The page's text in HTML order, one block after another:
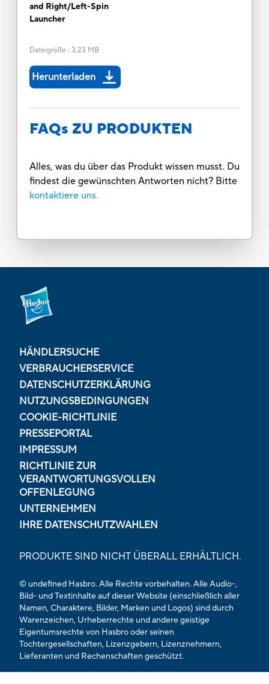
and Right/Left-Spin
Launcher
Dateigröße : 3.23 MB
Herunterladen
FAQs ZU PRODUKTEN
Alles, was du über das Produkt wissen musst. Du
findest die gewünschten Antworten nicht? Bitte
kontaktiere uns.
HÄNDLERSUCHE
VERBRAUCHERSERVICE
DATENSCHUTZERKLÄRUNG
NUTZUNGSBEDINGUNGEN
COOKIE-RICHTLINIE
PRESSEPORTAL
IMPRESSUM
RICHTLINIE ZUR
VERANTWORTUNGSVOLLEN
OFFENLEGUNG
UNTERNEHMEN
IHRE DATENSCHUTZWAHLEN
PRODUKTE SIND NICHT ÜBERALL ERHÄLTLICH.
© undefined Hasbro. Alle Rechte vorbehalten. Alle Audio-,
Bild- und Textinhalte auf dieser Website (einschließlich aller
Namen, Charaktere, Bilder, Marken und Logos) sind durch
Warenzeichen, Urheberrechte und andere geistige
Eigentumsrechte von Hasbro oder seinen
Tochtergesellschaften, Lizenzgebern, Lizenznehmern,
Lieferanten und Rechenschaften geschützt.